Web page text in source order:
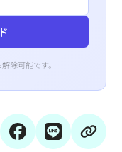
除可能です。